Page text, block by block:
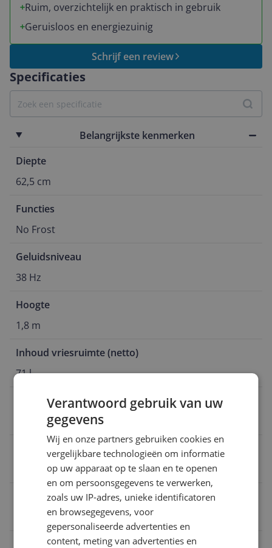
Specificaties
Belangrijkste kenmerken
Diepte
62,5 cm
Functies
No Frost
Geluidsniveau
38 Hz
Hoogte
1,8 m
Inhoud vriesruimte (netto)
71 l
Energieklasse 2021
Model vriezer
Vrieskasten
Hoogte
Breedte
Ruim, overzichtelijk en praktisch in gebruik
Geruisloos en energiezuinig
Schrijf een review
Verantwoord gebruik van uw
gegevens
Wij en onze partners gebruiken cookies en
vergelijkbare technologieën om informatie
op uw apparaat op te slaan en te openen
en om persoonsgegevens te verwerken,
zoals uw IP-adres, unieke identificatoren
en browsegegevens, voor
gepersonaliseerde advertenties en
content, meting van advertenties en